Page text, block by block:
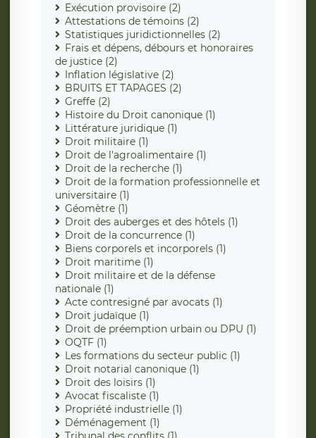
Exécution provisoire (2)
Attestations de témoins (2)
Statistiques juridictionnelles (2)
Frais et dépens, débours et honoraires
de justice (2)
Inflation législative (2)
BRUITS ET TAPAGES (2)
Greffe (2)
Histoire du Droit canonique (1)
Littérature juridique (1)
Droit militaire (1)
Droit de l'agroalimentaire (1)
Droit de la recherche (1)
Droit de la formation professionnelle et
universitaire (1)
Géomètre (1)
Droit des auberges et des hôtels (1)
Droit de la concurrence (1)
Biens corporels et incorporels (1)
Droit maritime (1)
Droit militaire et de la défense
nationale (1)
Acte contresigné par avocats (1)
Droit judaïque (1)
Droit de préemption urbain ou DPU (1)
OQTF (1)
Les formations du secteur public (1)
Droit notarial canonique (1)
Droit des loisirs (1)
Avocat fiscaliste (1)
Propriété industrielle (1)
Déménagement (1)